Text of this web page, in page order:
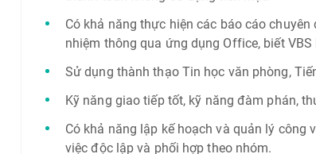
Có khả năng thực hiện các báo cáo
nhiệm thông qua ứng dụng Office, biết VBS
Sử dụng thành thạo Tin học văn phòng,
Kỹ năng giao tiếp tốt, kỹ năng đàm phán,
Có khả năng lập kế hoạch và quản lý công
việc độc lập và phối hợp theo nhóm.